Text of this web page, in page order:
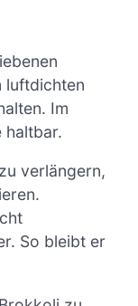
luftdichten
Im
haltbar.
verlängern,
So bleibt er